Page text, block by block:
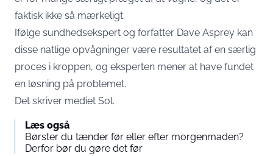
faktisk ikke så mærkeligt.
Ifølge sundhedsekspert og forfatter Dave Asprey kan
disse natlige opvågninger være resultatet af en særlig
proces i kroppen, og eksperten mener at have fundet
en løsning på problemet.
Det skriver mediet Sol.
Læs også
Børster du tænder før eller efter morgenmaden?
Derfor bør du gøre det før